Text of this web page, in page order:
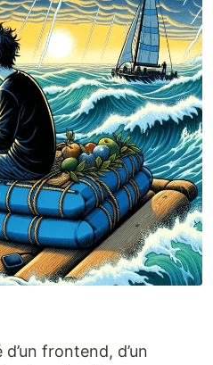
frontend, d’un